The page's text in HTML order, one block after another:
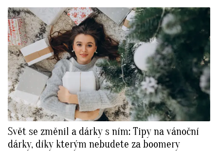
Svět se změnil a dárky s ním: Tipy na vánoční
dárky, díky kterým nebudete za boomery